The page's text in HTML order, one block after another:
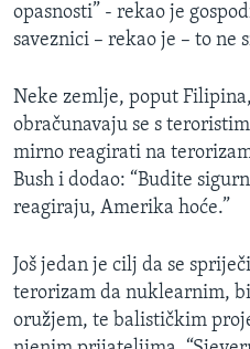
opasnosti” - rekao je
saveznici – rekao je – to ne
Neke zemlje, poput
obračunavaju se s
mirno reagirati na
Bush i dodao: “Budite
reagiraju, Amerika hoće.”
Još jedan je cilj da se
terorizam da nuklearnim,
oružjem, te balističkim